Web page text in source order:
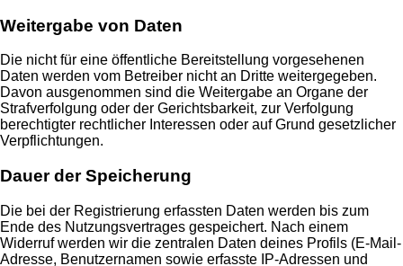
Weitergabe von Daten
Die nicht für eine öffentliche Bereitstellung vorgesehenen
Daten werden vom Betreiber nicht an Dritte weitergegeben.
Davon ausgenommen sind die Weitergabe an Organe der
Strafverfolgung oder der Gerichtsbarkeit, zur Verfolgung
berechtigter rechtlicher Interessen oder auf Grund gesetzlicher
Verpflichtungen.
Dauer der Speicherung
Die bei der Registrierung erfassten Daten werden bis zum
Ende des Nutzungsvertrages gespeichert. Nach einem
Widerruf werden wir die zentralen Daten deines Profils (E-Mail-
Adresse, Benutzernamen sowie erfasste IP-Adressen und